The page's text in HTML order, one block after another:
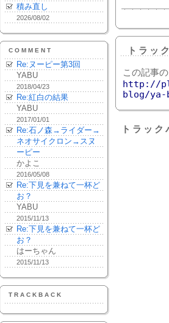
積み直し
2026/08/02
COMMENT
Re:ヌーピー第3回
YABU
2018/04/23
Re:紅白の結果
YABU
2017/01/01
Re:石ノ森→ライダー→
ネオサイクロン→スヌ
ーピー
かよこ
2016/05/08
Re:下見を兼ねて一杯ど
お？
YABU
2015/11/13
Re:下見を兼ねて一杯ど
お？
はーちゃん
2015/11/13
TRACKBACK
トラッ
この記事
http://
blog/ya-
トラッ